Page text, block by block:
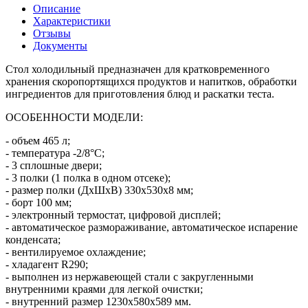
Описание
Характеристики
Отзывы
Документы
Стол холодильный предназначен для кратковременного
хранения скоропортящихся продуктов и напитков, обработки
ингредиентов для приготовления блюд и раскатки теста.
ОСОБЕННОСТИ МОДЕЛИ:
- объем 465 л;
- температура -2/8°C;
- 3 сплошные двери;
- 3 полки (1 полка в одном отсеке);
- размер полки (ДхШхВ) 330х530х8 мм;
- борт 100 мм;
- электронный термостат, цифровой дисплей;
- автоматическое размораживание, автоматическое испарение
конденсата;
- вентилируемое охлаждение;
- хладагент R290;
- выполнен из нержавеющей стали с закругленными
внутренними краями для легкой очистки;
- внутренний размер 1230х580х589 мм.